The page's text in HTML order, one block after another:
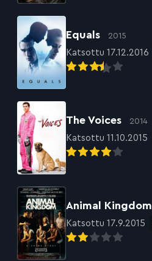
Equals 2015
Katsottu 17.12.2016
The Voices 2014
Katsottu 11.10.2015
Animal Kingdom
Katsottu 17.9.2015